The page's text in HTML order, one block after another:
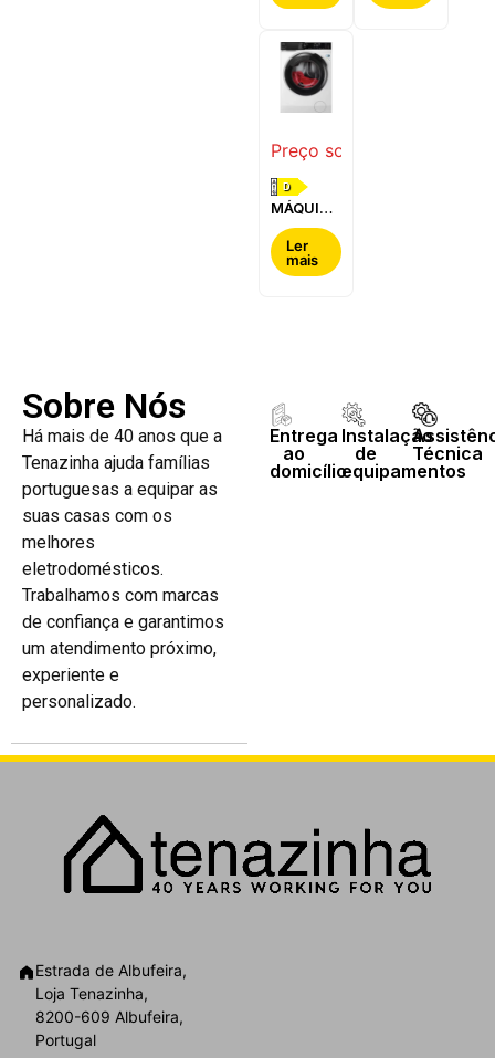
Preço sob consulta
D
MÁQUINA
DE LAVAR
E SECAR
ROUPA
AEG -
Ler
mais
Sobre Nós
Há mais de 40 anos que a
Tenazinha ajuda famílias
portuguesas a equipar as
suas casas com os
melhores
eletrodomésticos.
Trabalhamos com marcas
de confiança e garantimos
um atendimento próximo,
experiente e
personalizado.
Entrega
ao
domicílio
Instalação
de
equipamentos
Técnica
Estrada de Albufeira,
Loja Tenazinha,
8200-609 Albufeira,
Portugal